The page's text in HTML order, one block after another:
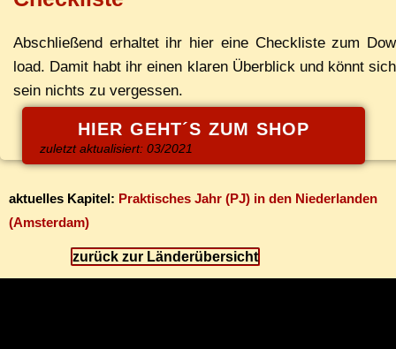
Ab­schlie­ßend er­hal­tet ihr hier ei­ne Check­lis­te zum
load. Da­mit habt ihr ei­nen kla­ren Über­blick und könnt
sein nichts zu vergessen.
HIER GEHT´S ZUM SHOP
zu­letzt ak­tua­li­siert: 03/2021
ak­tu­el­les Ka­pi­tel: Prak­ti­sches Jahr (PJ) in den Nie­der­lan­den
(Ams­ter­dam)
zu­rück zur Länderübersicht